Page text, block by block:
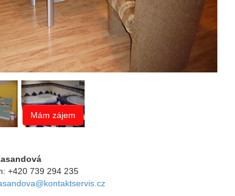
Mám zájem
+420 739 294 235